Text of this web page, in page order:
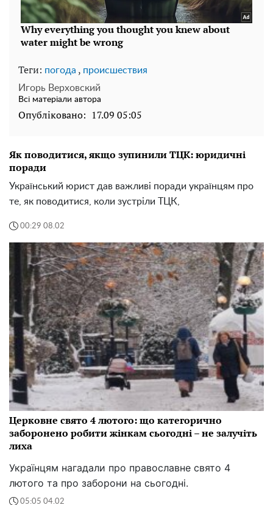
Теги: погода , происшествия
Игорь Верховский
Всі матеріали автора
Опубліковано: 17.09 05:05
Як поводитися, якщо зупинили ТЦК: юридичні
поради
Український юрист дав важливі поради українцям про
те, як поводитися, коли зустріли ТЦК,
00:29 08.02
Церковне свято 4 лютого: що категорично
заборонено робити жінкам сьогодні – не залучіть
лиха
Українцям нагадали про православне свято 4
лютого та про заборони на сьогодні.
05:05 04.02